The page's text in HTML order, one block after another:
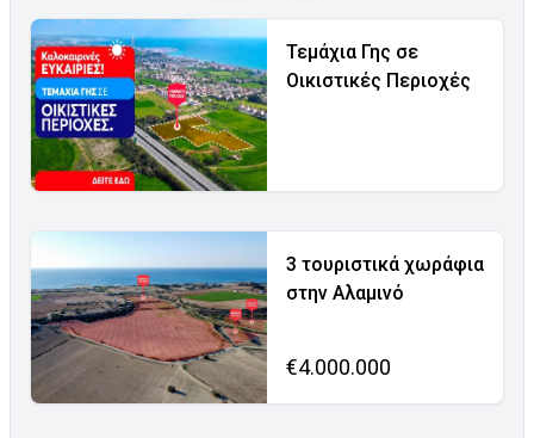
Τεμάχια Γης σε
Οικιστικές Περιοχές
3 τουριστικά χωράφια
στην Αλαμινό
€4.000.000